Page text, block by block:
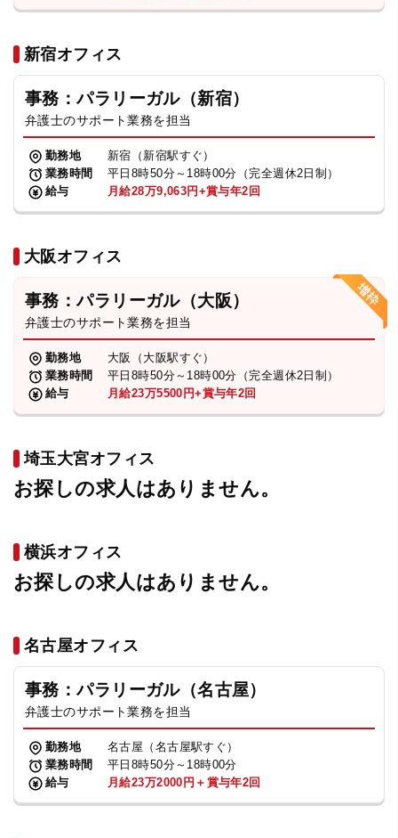
新宿オフィス
事務：パラリーガル（新宿）
弁護士のサポート業務を担当
勤務地
新宿（新宿駅すぐ）
業務時間
平日8時50分～18時00分（完全週休2日制）
給与
月給28万9,063円+賞与年2回
大阪オフィス
事務：パラリーガル（大阪）
弁護士のサポート業務を担当
勤務地
大阪（大阪駅すぐ）
業務時間
平日8時50分～18時00分（完全週休2日制）
給与
月給23万5500円+賞与年2回
埼玉大宮オフィス
お探しの求人はありません。
横浜オフィス
お探しの求人はありません。
名古屋オフィス
事務：パラリーガル（名古屋）
弁護士のサポート業務を担当
勤務地
名古屋（名古屋駅すぐ）
業務時間
平日8時50分～18時00分
給与
月給23万2000円＋賞与年2回